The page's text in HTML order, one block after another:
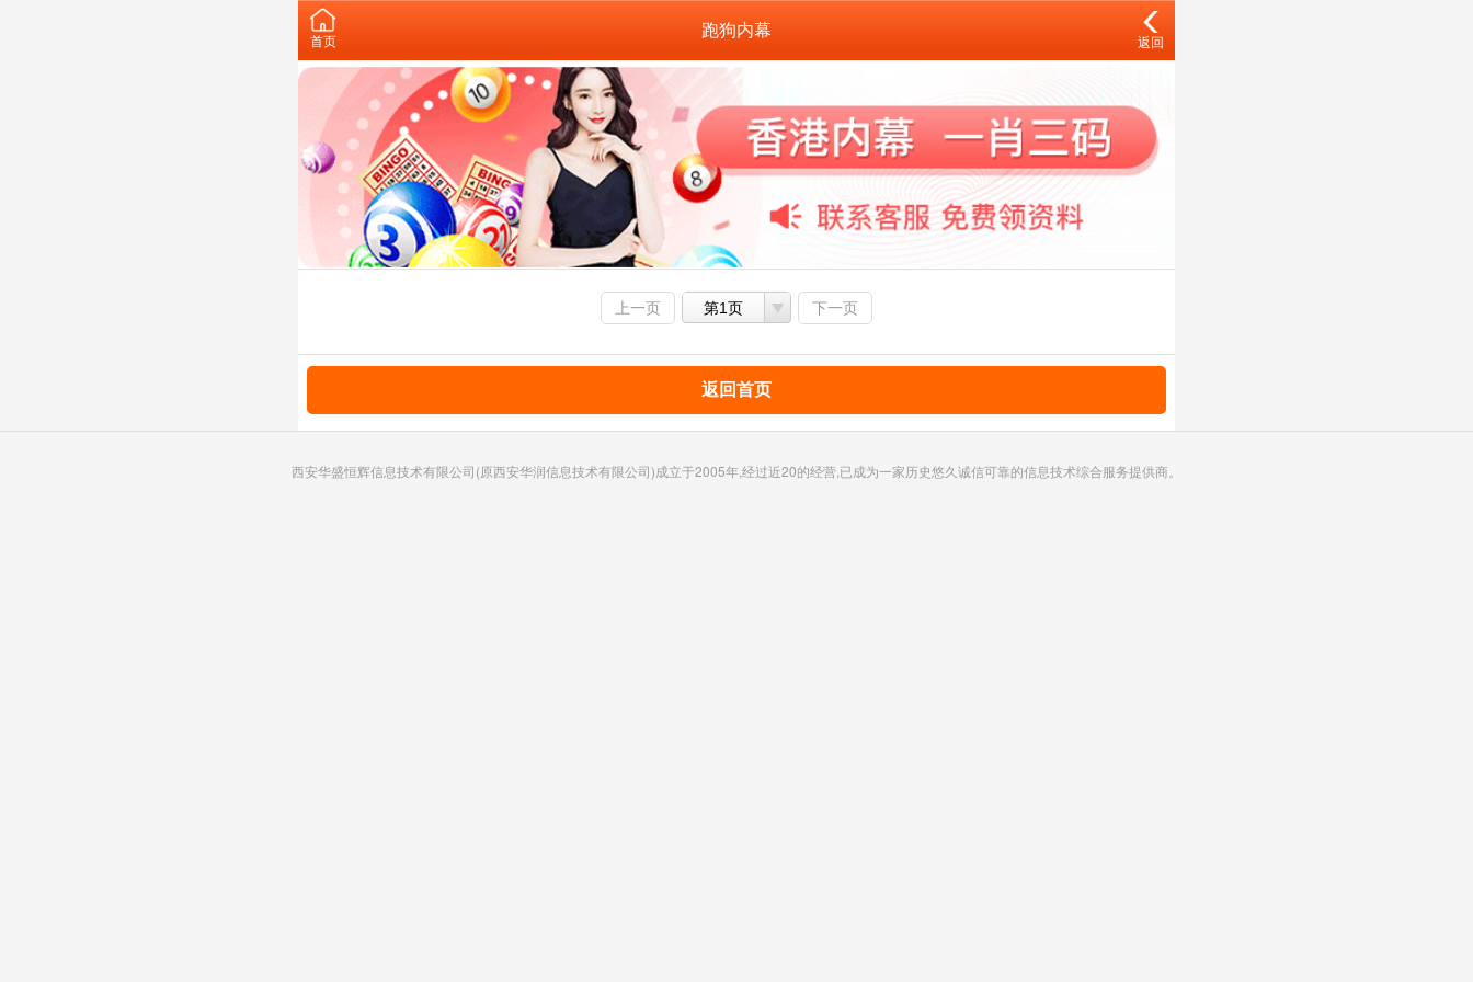
首页
跑狗内幕
返回
上一页 第1页 下一页
返回首页
西安华盛恒辉信息技术有限公司(原西安华润信息技术有限公司)成立于2005年,经过近20的经营,已成为一家历史悠久诚信可靠的信息技术综合服务提供商。